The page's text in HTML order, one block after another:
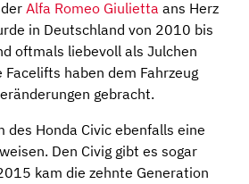
Alfa Romeo Giulietta ans Herz
in Deutschland von 2010 bis
oftmals liebevoll als Julchen
haben dem Fahrzeug
gebracht.
des Honda Civic ebenfalls eine
Den Civig gibt es sogar
kam die zehnte Generation